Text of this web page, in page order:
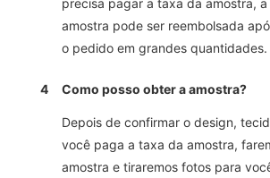
amostra pode ser reembolsada
o pedido em grandes quantidades.
4 Como posso obter a amostra?
Depois de confirmar o design,
você paga a taxa da amostra,
amostra e tiraremos fotos para